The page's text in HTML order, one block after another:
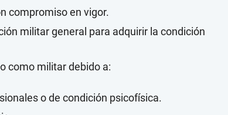
compromiso en vigor.
militar general para adquirir la condición
como militar debido a:
o de condición psicofísica.